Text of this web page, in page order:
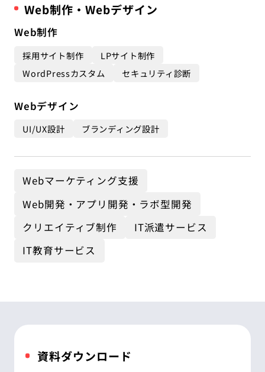
Web制作・Webデザイン
Web制作
採用サイト制作
LPサイト制作
WordPressカスタム
セキュリティ診断
Webデザイン
UI/UX設計 ブランディング設計
Webマーケティング支援
Web開発・アプリ開発・ラボ型開発
クリエイティブ制作
IT派遣サービス
IT教育サービス
資料ダウンロード